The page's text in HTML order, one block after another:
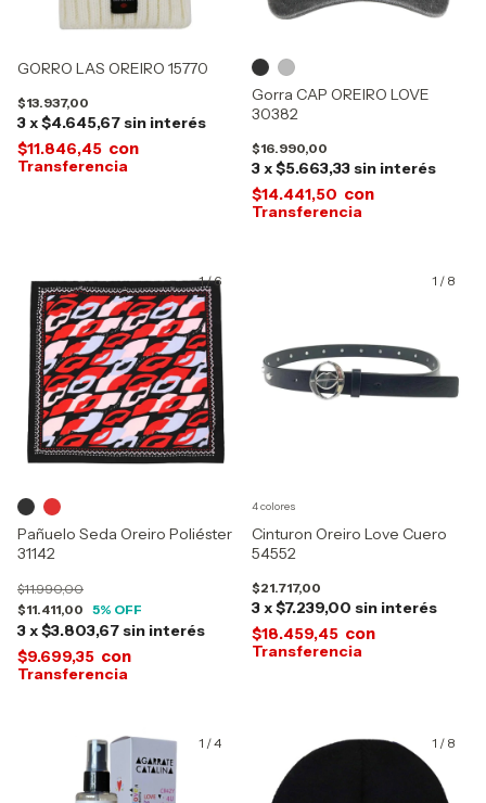
GORRO LAS OREIRO 15770
$13.937,00
3x$4.645,67 sin interés
$11.846,45 con
Gorra CAP OREIRO LOVE
30382
$16.990,00
3x$5.663,33 sin interés
$14.441,50 con
1/6
Pañuelo Seda Oreiro Poliéster
31142
$11.411,00
$11.990,00
5% OFF
3x$3.803,67 sin interés
$9.699,35 con
1 / 8
Cinturon Oreiro Love Cuero
54552
$21.717,00
3x$7.239,00 sin interés
$18.459,45 con
4 colores
1 /4 1 / 8